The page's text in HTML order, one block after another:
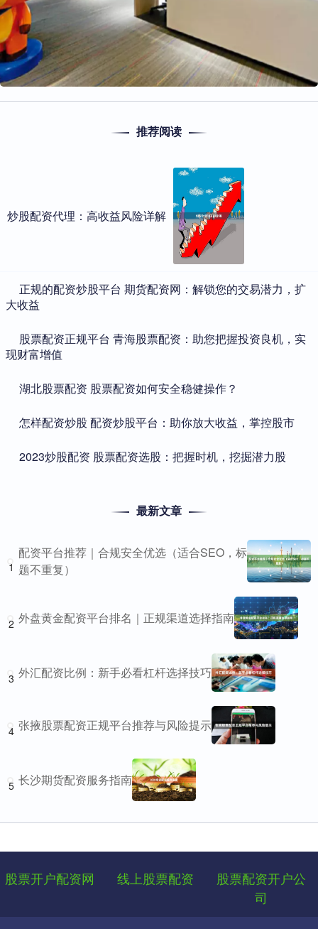
推荐阅读
炒股配资代理：高收益风险详解
​正规的配资炒股平台 期货配资网：解锁您的交易潜力，扩
大收益
​股票配资正规平台 青海股票配资：助您把握投资良机，实
现财富增值
​湖北股票配资 股票配资如何安全稳健操作？
​怎样配资炒股 配资炒股平台：助你放大收益，掌控股市
​2023炒股配资 股票配资选股：把握时机，挖掘潜力股
最新文章
1
配资平台推荐｜合规安全优选（适合SEO，标
题不重复）
2 外盘黄金配资平台排名｜正规渠道选择指南
3 外汇配资比例：新手必看杠杆选择技巧
4 张掖股票配资正规平台推荐与风险提示
5 长沙期货配资服务指南
股票开户配资网 线上股票配资
股票配资开户公
司